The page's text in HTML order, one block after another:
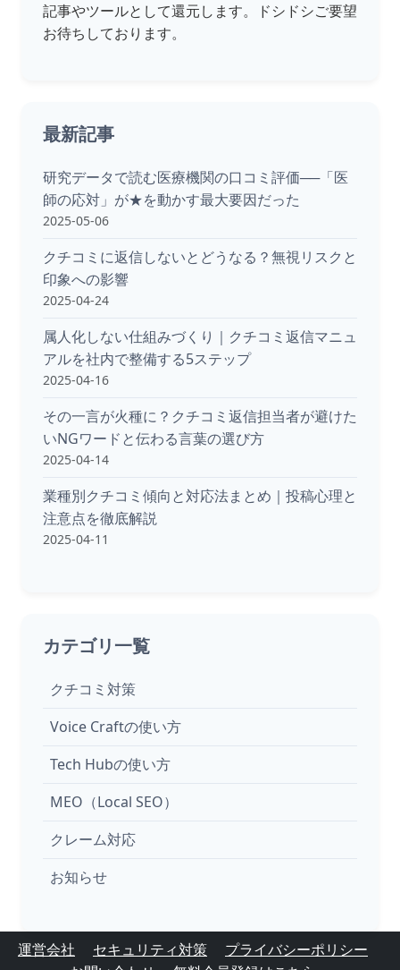
記事やツールとして還元します。ドシドシご要望
お待ちしております。
最新記事
研究データで読む医療機関の口コミ評価──「医
師の応対」が★を動かす最大要因だった
2025-05-06
クチコミに返信しないとどうなる？無視リスクと
印象への影響
2025-04-24
属人化しない仕組みづくり｜クチコミ返信マニュ
アルを社内で整備する5ステップ
2025-04-16
その一言が火種に？クチコミ返信担当者が避けた
いNGワードと伝わる言葉の選び方
2025-04-14
業種別クチコミ傾向と対応法まとめ｜投稿心理と
注意点を徹底解説
2025-04-11
カテゴリ一覧
クチコミ対策
Voice Craftの使い方
Tech Hubの使い方
MEO（Local SEO）
クレーム対応
お知らせ
運営会社 セキュリティ対策
プライバシーポリシー